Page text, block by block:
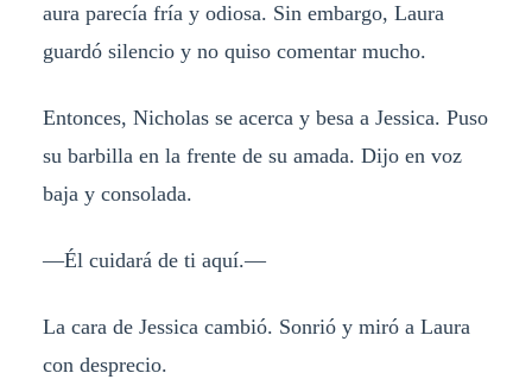
aura parecía fría y odiosa. Sin embargo, Laura
guardó silencio y no quiso comentar mucho.
Entonces, Nicholas se acerca y besa a Jessica. Puso
su barbilla en la frente de su amada. Dijo en voz
baja y consolada.
—Él cuidará de ti aquí.—
La cara de Jessica cambió. Sonrió y miró a Laura
con desprecio.